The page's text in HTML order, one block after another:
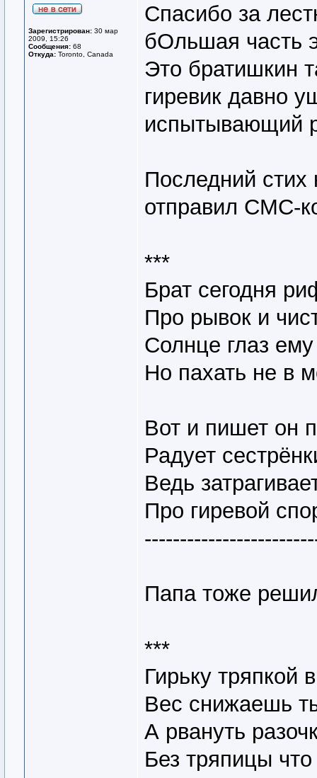
Зарегистрирован: 30 мар
2009, 15:26
Сообщения: 68
Откуда: Toronto, Canada
Спасибо за
бОльшая часть
Это братишкин
гиревик давно
испытывающий
Последний
отправил СМС-
***
Брат сегодня
Про рывок и
Солнце глаз
Но пахать не в
Вот и пишет он
Радует
Ведь
Про гиревой
Папа тоже
***
Гирьку тряпкой
Вес снижаешь
А рвануть
Без тряпицы